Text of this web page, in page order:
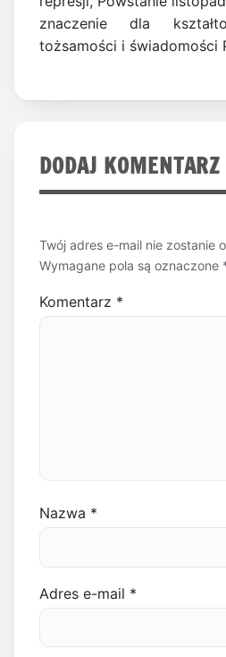
znaczenie dla
tożsamości i świadomości
DODAJ KOMENTARZ
Twój adres e-mail nie zostanie
Wymagane pola są oznaczone
Komentarz *
Nazwa *
Adres e-mail *